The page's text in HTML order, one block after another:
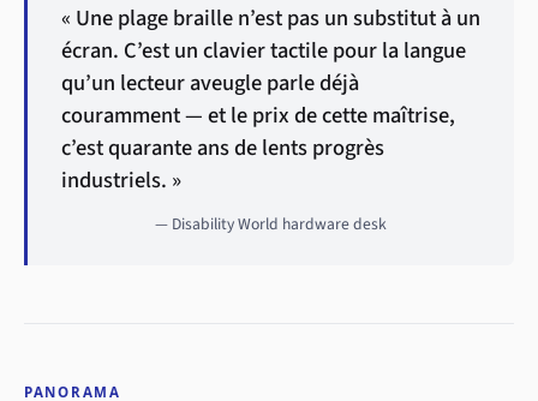
« Une plage braille n’est pas un substitut à un
écran. C’est un clavier tactile pour la langue
qu’un lecteur aveugle parle déjà
couramment — et le prix de cette maîtrise,
c’est quarante ans de lents progrès
industriels. »
— Disability World hardware desk
PANORAMA